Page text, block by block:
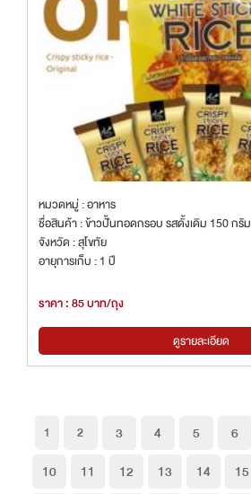
หมวดหมู่ : อาหาร
ชื่อสินค้า : ข้าวปั้นทอดกรอบ รสดั้งเดิม 150 กรัม
จังหวัด : สุโขทัย
อายุการเก็บ : 1 ปี
ราคา : 85 บาท/ถุง
ดูรายละเอียด
1 2 3 4 5 6
10
11 12 13 14 15